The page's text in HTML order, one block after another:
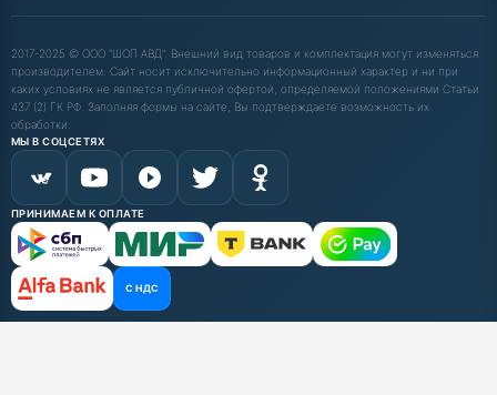
2017-2025 © ООО "ШОП АВД". Внешний вид товаров и комплектация могут изменяться
производителем. Сайт носит исключительно информационный характер и ни при
каких условиях не является публичной офертой, определяемой положениями Статьи
437 (2) ГК РФ. Заполняя формы на сайте, Вы подтверждаете возможность их
обработки.
МЫ В СОЦСЕТЯХ
ПРИНИМАЕМ К ОПЛАТЕ
С НДС